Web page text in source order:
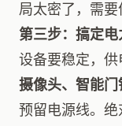
局太密了，需要
第三步：搞定电
设备要稳定，供
摄像头、智能门
预留电源线。